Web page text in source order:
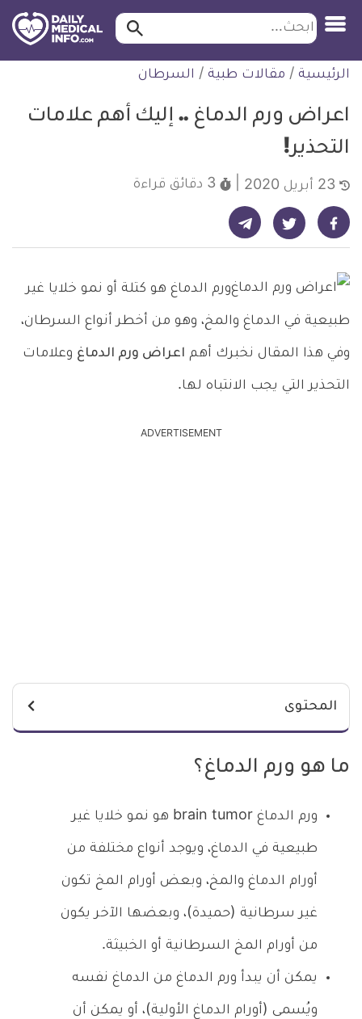
التخطي
للمحتوى
ابحث ابحث…
الرئيسية / مقالات طبية / السرطان
اعراض ورم الدماغ .. إليك أهم علامات
التحذير!
3 دقائق قراءة
شارك على فيسبوك - ديلي ميديكال انفو شارك على تويتر - ديلي ميديكال انفو شارك على تيليجرام - ديلي ميديكال انفو
ورم الدماغ هو كتلة أو نمو خلايا غير
طبيعية في الدماغ والمخ، وهو من أخطر أنواع السرطان،
وفي هذا المقال نخبرك أهم اعراض ورم الدماغ وعلامات
التحذير التي يجب الانتباه لها.
ADVERTISEMENT
المحتوى
ما هو ورم الدماغ؟
ورم الدماغ brain tumor هو نمو خلايا غير
طبيعية في الدماغ، ويوجد أنواع مختلفة من
أورام الدماغ والمخ، وبعض أورام المخ تكون
غير سرطانية (حميدة)، وبعضها الآخر يكون
من أورام المخ السرطانية أو الخبيثة.
يمكن أن يبدأ ورم الدماغ من الدماغ نفسه
ويُسمى (أورام الدماغ الأولية)، أو يمكن أن